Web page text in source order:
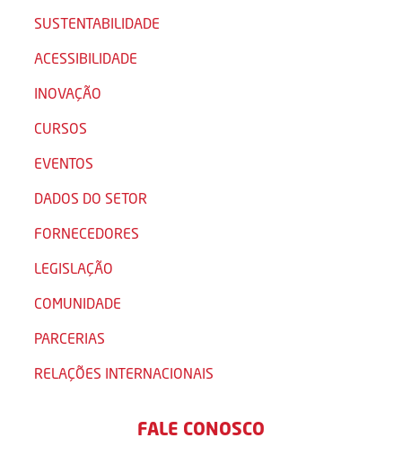
SUSTENTABILIDADE
ACESSIBILIDADE
INOVAÇÃO
CURSOS
EVENTOS
DADOS DO SETOR
FORNECEDORES
LEGISLAÇÃO
COMUNIDADE
PARCERIAS
RELAÇÕES INTERNACIONAIS
FALE CONOSCO